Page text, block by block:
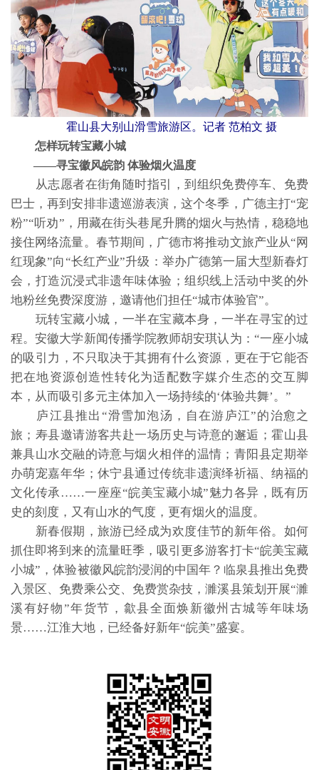
霍山县大别山滑雪旅游区。记者 范柏文 摄
怎样玩转宝藏小城
——寻宝徽风皖韵 体验烟火温度
从志愿者在街角随时指引，到组织免费停车、免费
巴士，再到安排非遗巡游表演，这个冬季，广德主打“宠
粉”“听劝”，用藏在街头巷尾升腾的烟火与热情，稳稳地
接住网络流量。春节期间，广德市将推动文旅产业从“网
红现象”向“长红产业”升级：举办广德第一届大型新春灯
会，打造沉浸式非遗年味体验；组织线上活动中奖的外
地粉丝免费深度游，邀请他们担任“城市体验官”。
玩转宝藏小城，一半在宝藏本身，一半在寻宝的过
程。安徽大学新闻传播学院教师胡安琪认为：“一座小城
的吸引力，不只取决于其拥有什么资源，更在于它能否
把在地资源创造性转化为适配数字媒介生态的交互脚
本，从而吸引多元主体加入一场持续的‘体验共舞’。”
庐江县推出“滑雪加泡汤，自在游庐江”的治愈之
旅；寿县邀请游客共赴一场历史与诗意的邂逅；霍山县
兼具山水交融的诗意与烟火相伴的温情；青阳县定期举
办萌宠嘉年华；休宁县通过传统非遗演绎祈福、纳福的
文化传承……一座座“皖美宝藏小城”魅力各异，既有历
史的刻度，又有山水的气度，更有烟火的温度。
新春假期，旅游已经成为欢度佳节的新年俗。如何
抓住即将到来的流量旺季，吸引更多游客打卡“皖美宝藏
小城”，体验被徽风皖韵浸润的中国年？临泉县推出免费
入景区、免费乘公交、免费赏杂技，濉溪县策划开展“濉
溪有好物”年货节，歙县全面焕新徽州古城等年味场
景……江淮大地，已经备好新年“皖美”盛宴。